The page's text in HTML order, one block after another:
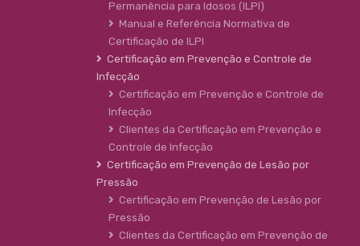
Permanência para Idosos (ILPI)
Manual e Referência Normativa de
Certificação de ILPI
Certificação em Prevenção e Controle de
Infecção
Certificação em Prevenção e Controle de
Infecção
Clientes da Certificação em Prevenção e
Controle de Infecção
Certificação em Prevenção de Lesão por
Pressão
Certificação em Prevenção de Lesão por
Pressão
Clientes da Certificação em Prevenção de